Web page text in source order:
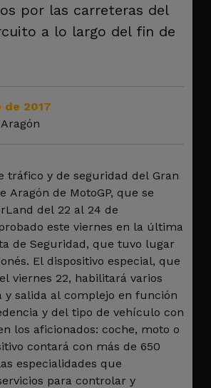
por las carreteras del
a lo largo del fin de
de 2017
tráfico y de seguridad del Gran
Aragón de MotoGP, que se
del 22 al 24 de
este viernes en la última
de Seguridad, que tuvo lugar
El dispositivo especial, que
viernes 22, habilitará varios
y salida al complejo en función
y del tipo de vehículo con
los aficionados: coche, moto o
contará con más de 650
especialidades que
para controlar y